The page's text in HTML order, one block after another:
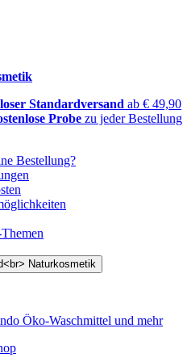
Standardversand ab € 49,90
Probe zu jeder Bestellung
Bestellung?
Öko-Waschmittel und mehr